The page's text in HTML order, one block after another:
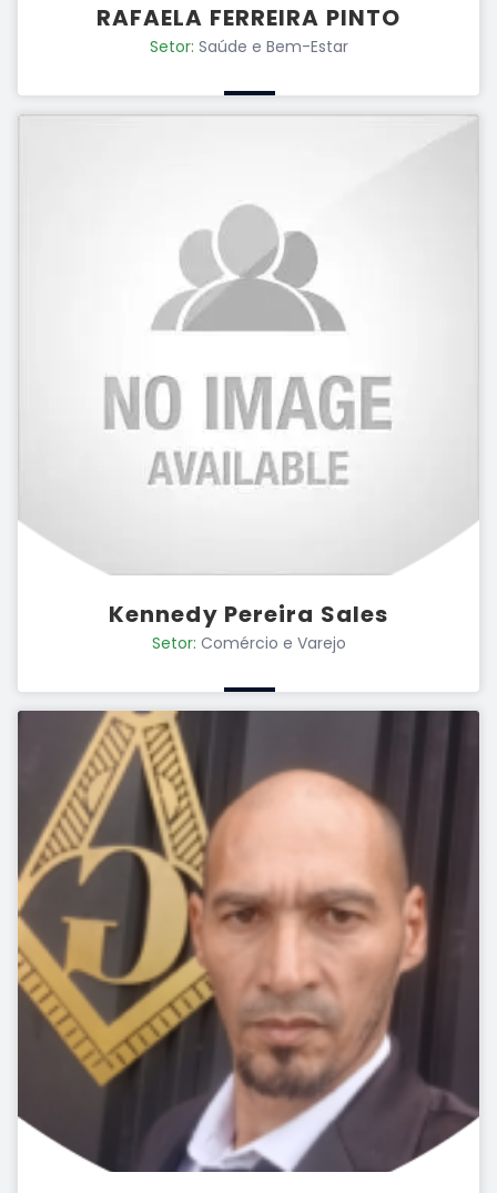
RAFAELA FERREIRA PINTO
Setor: Saúde e Bem-Estar
Kennedy Pereira Sales
Setor: Comércio e Varejo